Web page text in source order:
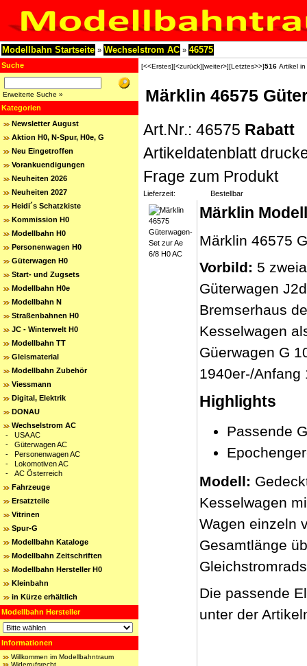
Modellbahn Startseite » Wechselstrom AC » 46575
Suche
Erweiterte Suche »
Kategorien
Newsletter August
Aktion H0, N-Spur, H0e, G
Neu Eingetroffen
Vorankuendigungen
Neuheiten 2026
Neuheiten 2027
Heidi´s Schatzkiste
Kommission H0
Modellbahn H0
Personenwagen H0
Güterwagen H0
Start- und Zugsets
Modellbahn H0e
Modellbahn N
Straßenbahnen H0
JC - Winterwelt H0
Modellbahn TT
Gleismaterial
Modellbahn Zubehör
Viessmann
Digital, Elektrik
DONAU
Wechselstrom AC
- USA AC
- Güterwagen AC
- Personenwagen AC
- Lokomotiven AC
- AC Österreich
Fahrzeuge
Ersatzteile
Vitrinen
Spur-G
Modellbahn Kataloge
Modellbahn Zeitschriften
Modellbahn Hersteller H0
Kleinbahn
in Kürze erhältlich
Modellbahn Hersteller
Informationen
Willkommen im Modellbahntraum
Widerrufsrecht
[<<Erstes][<zurück][weiter>][Letztes>>]516 Artikel
Märklin 46575
Art.Nr.: 46575 Rabatt
Artikeldatenblatt
Frage zum Produkt
Lieferzeit: Bestellbar
Märklin
Märklin 46575
Vorbild: 5
Güterwagen
Bremserhaus
Kesselwagen
Güerwagen G
1940er-/Anfang
Highlights
Passende
Modell:
Kesselwagen
Wagen einzeln
Gesamtlänge
Die passende
unter der